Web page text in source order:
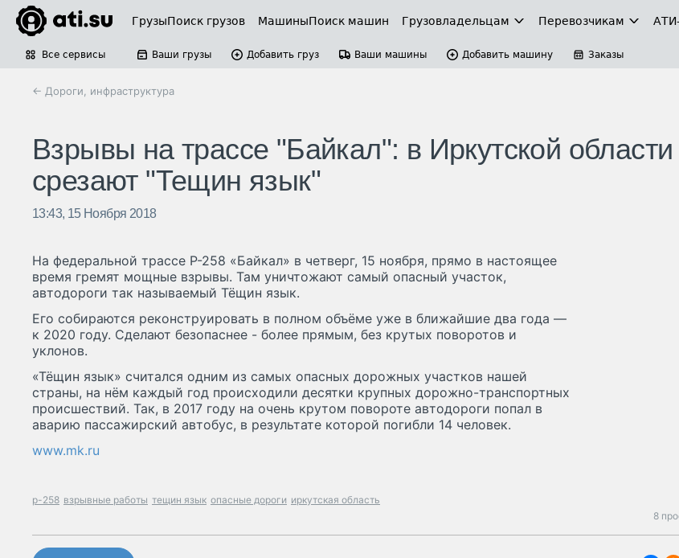
ГрузыПоиск грузов МашиныПоиск машин Грузовладельцам Перевозчикам
Все сервисы Ваши грузы Добавить груз Ваши машины Добавить машину Заказы
← Дороги, инфраструктура
Взрывы на трассе "Байкал": в Иркутской области
срезают "Тещин язык"
13:43, 15 Ноября 2018
На федеральной трассе Р-258 «Байкал» в четверг, 15 ноября, прямо в настоящее
время гремят мощные взрывы. Там уничтожают самый опасный участок,
автодороги так называемый Тёщин язык.
Его собираются реконструировать в полном объёме уже в ближайшие два года —
к 2020 году. Сделают безопаснее - более прямым, без крутых поворотов и
уклонов.
«Тёщин язык» считался одним из самых опасных дорожных участков нашей
страны, на нём каждый год происходили десятки крупных дорожно-транспортных
происшествий. Так, в 2017 году на очень крутом повороте автодороги попал в
аварию пассажирский автобус, в результате которой погибли 14 человек.
www.mk.ru
р-258 взрывные работы тещин язык опасные дороги иркутская область
8